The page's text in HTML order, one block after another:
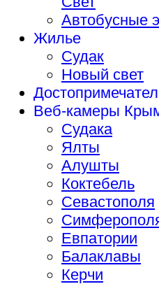
Автобусные
Жилье
Судак
Новый свет
Веб-камеры
Судака
Ялты
Алушты
Коктебель
Севастополя
Евпатории
Балаклавы
Керчи